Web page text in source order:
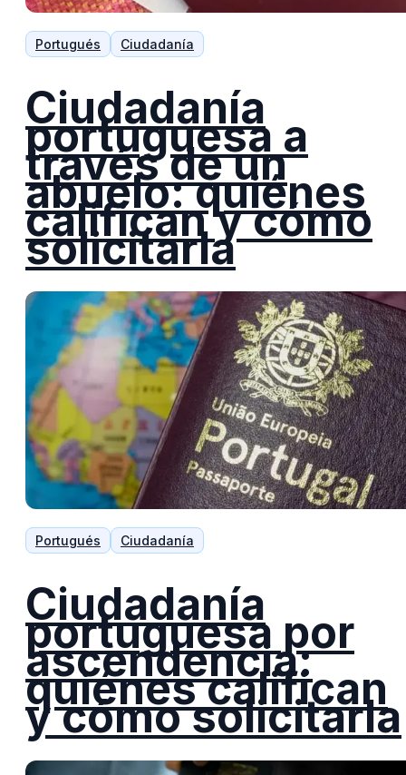
Portugués Ciudadanía
Ciudadanía
portuguesa a
través de un
abuelo: quiénes
califican y cómo
solicitarla
Portugués Ciudadanía
Ciudadanía
portuguesa por
ascendencia:
quiénes califican
y cómo solicitarla